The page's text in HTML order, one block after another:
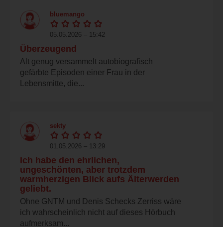
bluemango
05.05.2026 – 15:42
Überzeugend
Alt genug versammelt autobiografisch
gefärbte Episoden einer Frau in der
Lebensmitte, die...
sekty
01.05.2026 – 13:29
Ich habe den ehrlichen,
ungeschönten, aber trotzdem
warmherzigen Blick aufs Älterwerden
geliebt.
Ohne GNTM und Denis Schecks Zerriss wäre
ich wahrscheinlich nicht auf dieses Hörbuch
aufmerksam...